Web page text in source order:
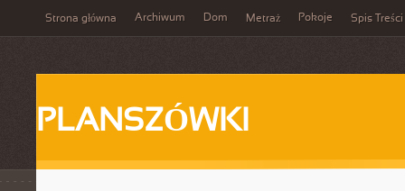
Strona główna Archiwum Dom Metraż Pokoje Spis Treści
PLANSZÓWKI